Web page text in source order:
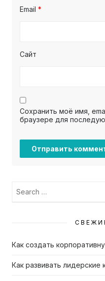
Email *
Сайт
Сохранить моё имя,
браузере для
Search
for:
Как создать
Как развивать лидерские